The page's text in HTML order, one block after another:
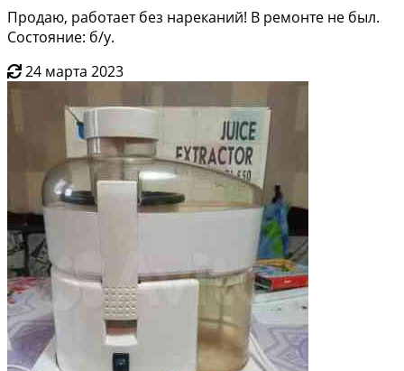
Продаю, работает без нареканий! В ремонте не был.
Состояние: б/у.
24 марта 2023